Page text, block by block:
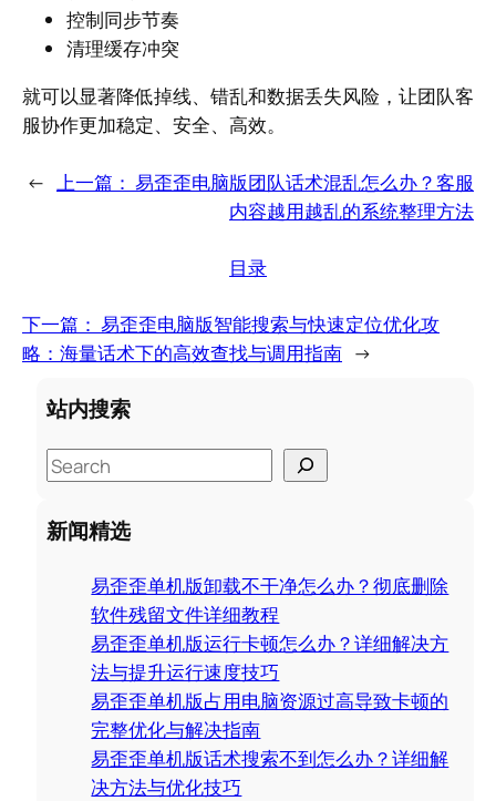
控制同步节奏
清理缓存冲突
就可以显著降低掉线、错乱和数据丢失风险，让团队客
服协作更加稳定、安全、高效。
← 上一篇： 易歪歪电脑版团队话术混乱怎么办？客服
内容越用越乱的系统整理方法
目录
下一篇： 易歪歪电脑版智能搜索与快速定位优化攻
略：海量话术下的高效查找与调用指南 →
站内搜索
S
e
a
r
新闻精选
易歪歪单机版卸载不干净怎么办？彻底删除
软件残留文件详细教程
易歪歪单机版运行卡顿怎么办？详细解决方
法与提升运行速度技巧
易歪歪单机版占用电脑资源过高导致卡顿的
完整优化与解决指南
易歪歪单机版话术搜索不到怎么办？详细解
决方法与优化技巧